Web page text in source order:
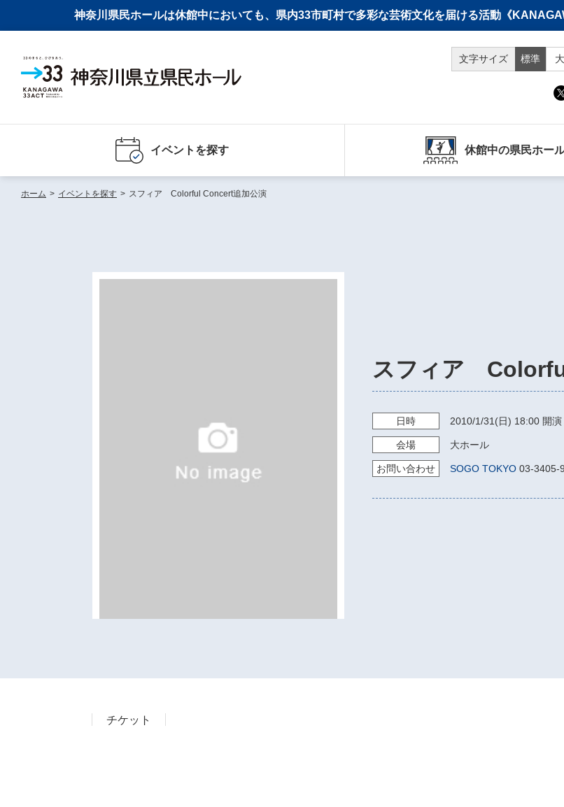
神奈川県民ホールは休館中においても、県内33市町村で多彩な芸術文化を届ける活動《
文字サイズ 標準 大
イベントを探す 休館中の県民ホー
ホーム > イベントを探す > スフィア Colorful Concert追加公演
スフィア
日時 2010/1/31 (日) 18:00 開演
会場 大ホール
お問い合わせ SOGO TOKYO 03-3405-
チケット